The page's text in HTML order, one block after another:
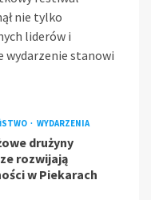
nie tylko
liderów i
wydarzenie stanowi
WYDARZENIA
drużyny
rozwijają
w Piekarach